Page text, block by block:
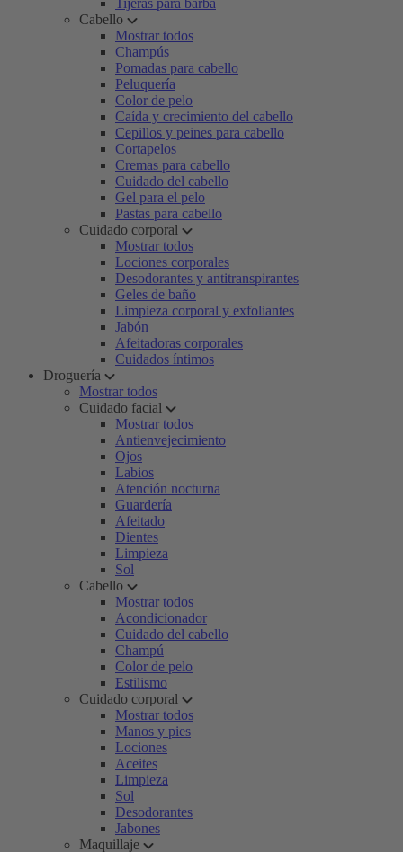
Tijeras para barba
Cabello
Mostrar todos
Champús
Pomadas para cabello
Peluquería
Color de pelo
Caída y crecimiento del cabello
Cepillos y peines para cabello
Cortapelos
Cremas para cabello
Cuidado del cabello
Gel para el pelo
Pastas para cabello
Cuidado corporal
Mostrar todos
Lociones corporales
Desodorantes y antitranspirantes
Geles de baño
Limpieza corporal y exfoliantes
Jabón
Afeitadoras corporales
Cuidados íntimos
Droguería
Mostrar todos
Cuidado facial
Mostrar todos
Antienvejecimiento
Ojos
Labios
Atención nocturna
Guardería
Afeitado
Dientes
Limpieza
Sol
Cabello
Mostrar todos
Acondicionador
Cuidado del cabello
Champú
Color de pelo
Estilismo
Cuidado corporal
Mostrar todos
Manos y pies
Lociones
Aceites
Limpieza
Sol
Desodorantes
Jabones
Maquillaje